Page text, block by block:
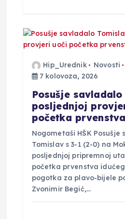
Hip_Urednik
Novosti
7 kolovoza, 2026
Posušje
posljednjoj
početka
Nogometaši HŠK Posušje
Tomislav s 3-1 (2-0) na
posljednjoj pripremnoj
početka prvenstva
pogotka za plavo-bijele
Zvonimir Begić,…